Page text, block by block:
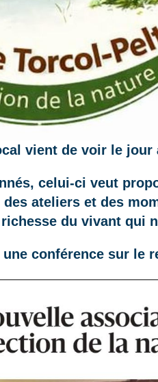
vient de voir le jour
celui-ci veut
ateliers et des
du vivant qui
conférence sur le